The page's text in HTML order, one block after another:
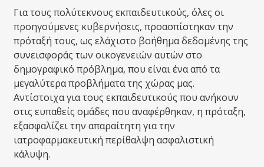
Για τους πολύτεκνους εκπαιδευτικούς, όλες οι
προηγούμενες κυβερνήσεις, προασπίστηκαν την
πρόταξή τους, ως ελάχιστο βοήθημα δεδομένης της
συνεισφοράς των οικογενειών αυτών στο
δημογραφικό πρόβλημα, που είναι ένα από τα
μεγαλύτερα προβλήματα της χώρας μας.
Αντίστοιχα για τους εκπαιδευτικούς που ανήκουν
στις ευπαθείς ομάδες που αναφέρθηκαν, η πρόταξη,
εξασφαλίζει την απαραίτητη για την
ιατροφαρμακευτική περίθαλψη ασφαλιστική
κάλυψη.